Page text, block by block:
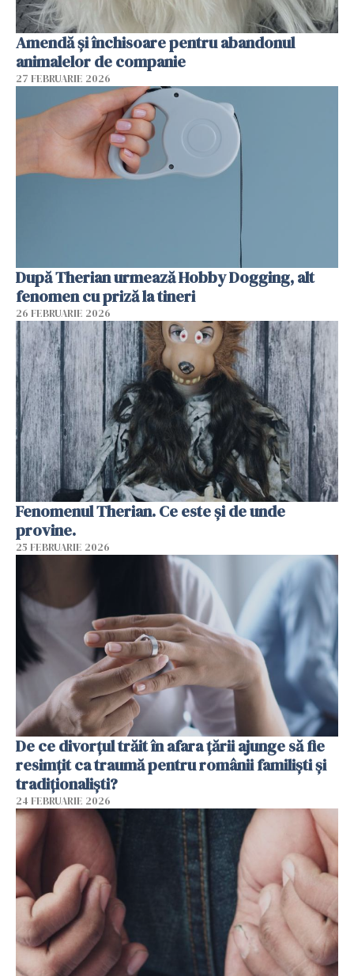
Amendă și închisoare pentru abandonul
animalelor de companie
27 FEBRUARIE 2026
După Therian urmează Hobby Dogging, alt
fenomen cu priză la tineri
26 FEBRUARIE 2026
Fenomenul Therian. Ce este și de unde
provine.
25 FEBRUARIE 2026
De ce divorțul trăit în afara țării ajunge să fie
resimțit ca traumă pentru românii familiști și
tradiționaliști?
24 FEBRUARIE 2026